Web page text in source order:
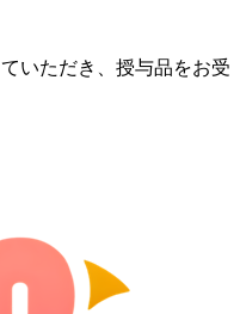
いただき、授与品をお受